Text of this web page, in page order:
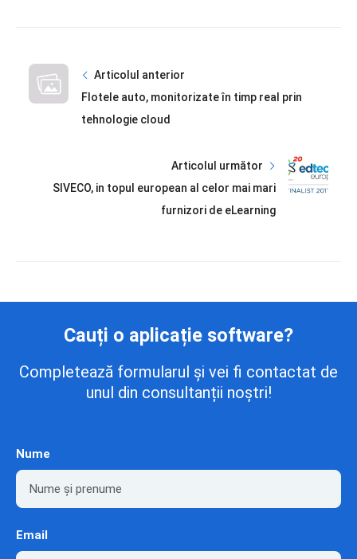
Articolul anterior
Flotele auto, monitorizate în timp real prin
tehnologie cloud
Articolul următor
SIVECO, in topul european al celor mai mari
furnizori de eLearning
Cauți o aplicație software?
Completează formularul și vei fi contactat de
unul din consultanții noștri!
Nume
Email